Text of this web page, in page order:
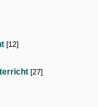
[12]
[27]